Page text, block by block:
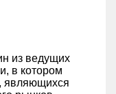
из ведущих
в котором
являющихся